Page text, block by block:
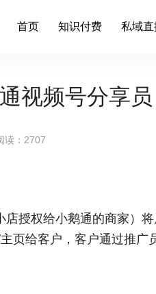
首页 知识付费 私域直
视频号分享
：2707
店授权给小鹅通的商家）
页给客户，客户通过推